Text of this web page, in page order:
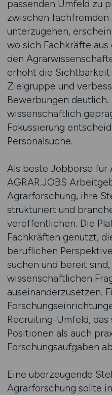
passenden Umfeld zu
zwischen fachfremden
unterzugehen,
wo sich Fachkräfte
den
erhöht die
Zielgruppe und
Bewerbungen deutlich.
wissenschaftlich
Fokussierung
Personalsuche.
Als beste Jobbörse
AGRAR.JOBS
Agrarforschung, ihre
strukturiert und
veröffentlichen. Die
Fachkräften genutzt,
beruflichen
suchen und bereit
wissenschaftlichen
auseinanderzusetzen.
Recruiting-Umfeld,
Positionen als auch
Forschungsaufgaben
Eine überzeugende
Agrarforschung sollte